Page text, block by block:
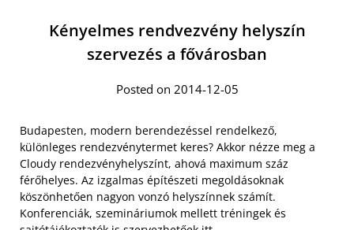
Kényelmes rendvezvény helyszín
szervezés a fővárosban
Posted on 2014-12-05
Budapesten, modern berendezéssel rendelkező,
különleges rendezvénytermet keres? Akkor nézze meg a
Cloudy rendezvényhelyszínt, ahová maximum száz
férőhelyes. Az izgalmas építészeti megoldásoknak
köszönhetően nagyon vonzó helyszínnek számít.
Konferenciák, szemináriumok mellett tréningek és